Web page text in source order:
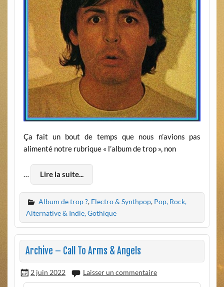
Ça fait un bout de temps que nous n’avions pas
alimenté notre rubrique « l’album de trop », non
… Lire la suite...
Album de trop ?, Electro & Synthpop, Pop, Rock,
Alternative & Indie, Gothique
Archive – Call To Arms & Angels
2 juin 2022 Laisser un commentaire